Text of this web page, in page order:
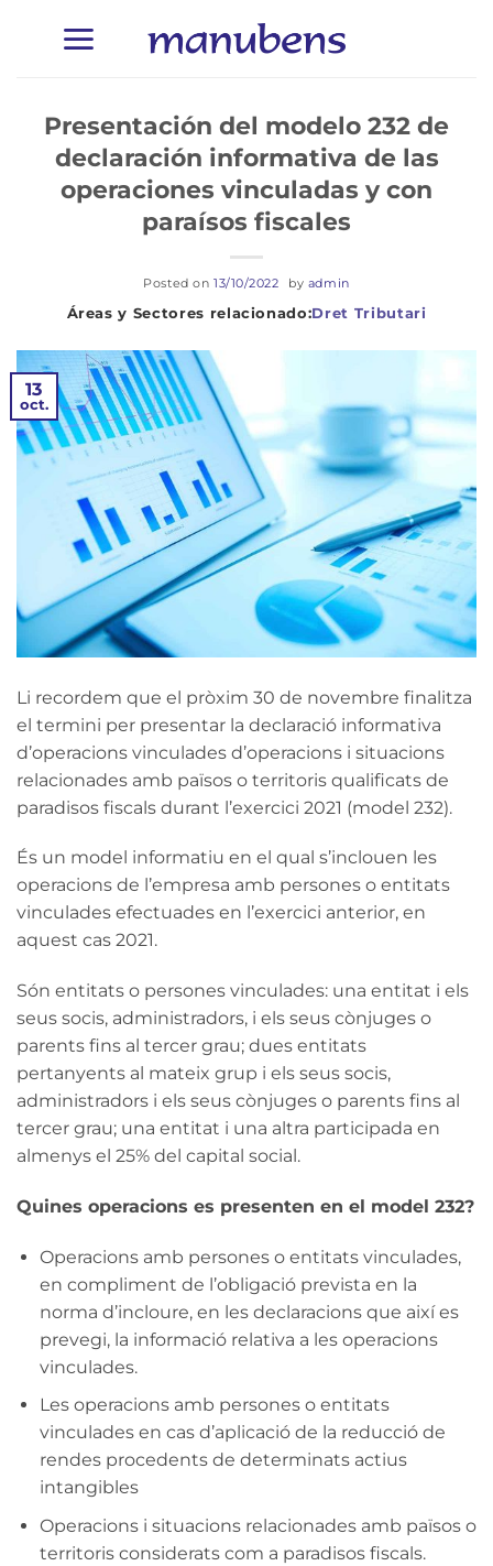
Dret Tributari
Presentación del modelo 232 de
declaración informativa de las
operaciones vinculadas y con
paraísos fiscales
Posted on 13/10/2022 by admin
13
oct.
Li recordem que el pròxim 30 de novembre finalitza
el termini per presentar la declaració informativa
d’operacions vinculades d’operacions i situacions
relacionades amb països o territoris qualificats de
paradisos fiscals durant l’exercici 2021 (model 232).
És un model informatiu en el qual s’inclouen les
operacions de l’empresa amb persones o entitats
vinculades efectuades en l’exercici anterior, en
aquest cas 2021.
Són entitats o persones vinculades: una entitat i els
seus socis, administradors, i els seus cònjuges o
parents fins al tercer grau; dues entitats
pertanyents al mateix grup i els seus socis,
administradors i els seus cònjuges o parents fins al
tercer grau; una entitat i una altra participada en
almenys el 25% del capital social.
Quines operacions es presenten en el model 232?
Operacions amb persones o entitats vinculades,
en compliment de l’obligació prevista en la
norma d’incloure, en les declaracions que així es
prevegi, la informació relativa a les operacions
vinculades.
Les operacions amb persones o entitats
vinculades en cas d’aplicació de la reducció de
rendes procedents de determinats actius
intangibles
Operacions i situacions relacionades amb països o
territoris considerats com a paradisos fiscals.